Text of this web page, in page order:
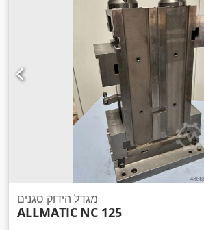
מגדל הידוק סגנים
ALLMATIC NC 125